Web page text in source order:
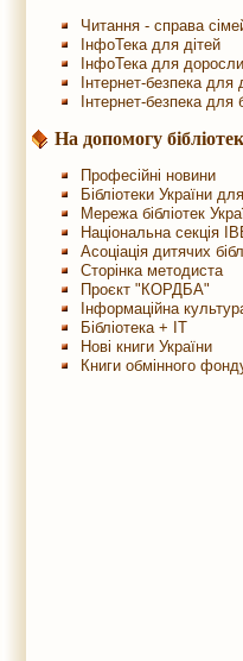
Читання - справа
ІнфоТека для дітей
ІнфоТека для
Інтернет-безпека для
Інтернет-безпека для
На допомогу
Професійні новини
Бібліотеки України
Мережа бібліотек
Національна секція
Асоціація дитячих
Сторінка методиста
Проєкт "КОРДБА"
Інформаційна
Бібліотека + IT
Нові книги України
Книги обмінного